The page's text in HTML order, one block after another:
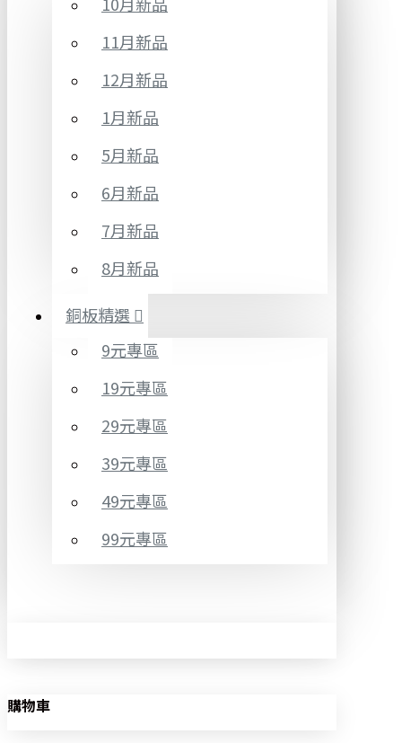
11月新品
12月新品
1月新品
5月新品
6月新品
7月新品
8月新品
銅板精選
9元專區
19元專區
29元專區
39元專區
49元專區
99元專區
購物車